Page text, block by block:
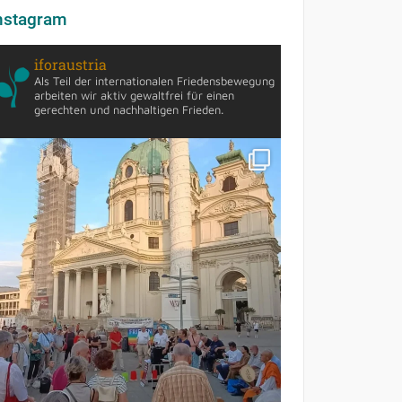
iforaustria
Als Teil der internationalen Friedensbewegung
arbeiten wir aktiv gewaltfrei für einen
gerechten und nachhaltigen Frieden.